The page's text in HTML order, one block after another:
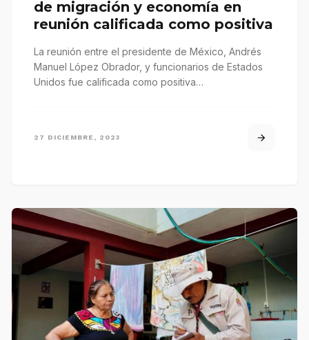
de migración y economía en
reunión calificada como positiva
La reunión entre el presidente de México, Andrés
Manuel López Obrador, y funcionarios de Estados
Unidos fue calificada como positiva…
27 DICIEMBRE, 2023